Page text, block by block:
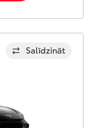
Salīdzināt